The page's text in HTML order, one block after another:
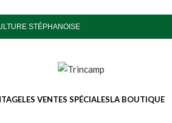
STÉPHANOISE
LES VENTES SPÉCIALESLA BOUTIQUE